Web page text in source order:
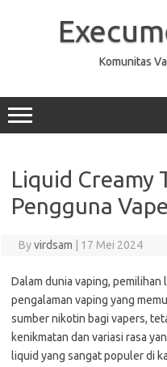
Komunitas
Liquid Creamy
Pengguna Vape
Byvirdsam 17 Mei 2024
Dalam dunia vaping,
pengalaman vaping yang
sumber nikotin bagi vapers,
kenikmatan dan variasi rasa
liquid yang sangat populer di